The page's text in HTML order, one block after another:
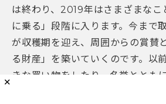
は終わり、2019年はさまざまなこ
に乗る」段階に入ります。今まで
が収穫期を迎え、周囲からの賞賛
る財産」を築いていくのです。以
きな買い物をしたり、名誉ととも
✕